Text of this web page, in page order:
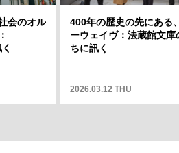
、変容のスリルと変
連載「そこから何
12
会のオル
400年の歴史の先にある
ーウェイヴ：法蔵館文庫
ちに訊く
2026.03.12 THU